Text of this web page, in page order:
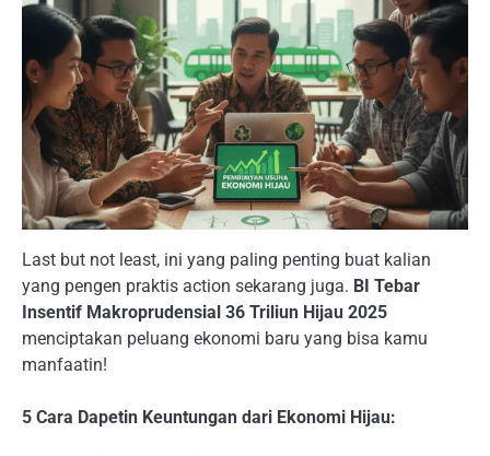
Last but not least, ini yang paling penting buat kalian
yang pengen praktis action sekarang juga. BI Tebar
Insentif Makroprudensial 36 Triliun Hijau 2025
menciptakan peluang ekonomi baru yang bisa kamu
manfaatin!
5 Cara Dapetin Keuntungan dari Ekonomi Hijau: